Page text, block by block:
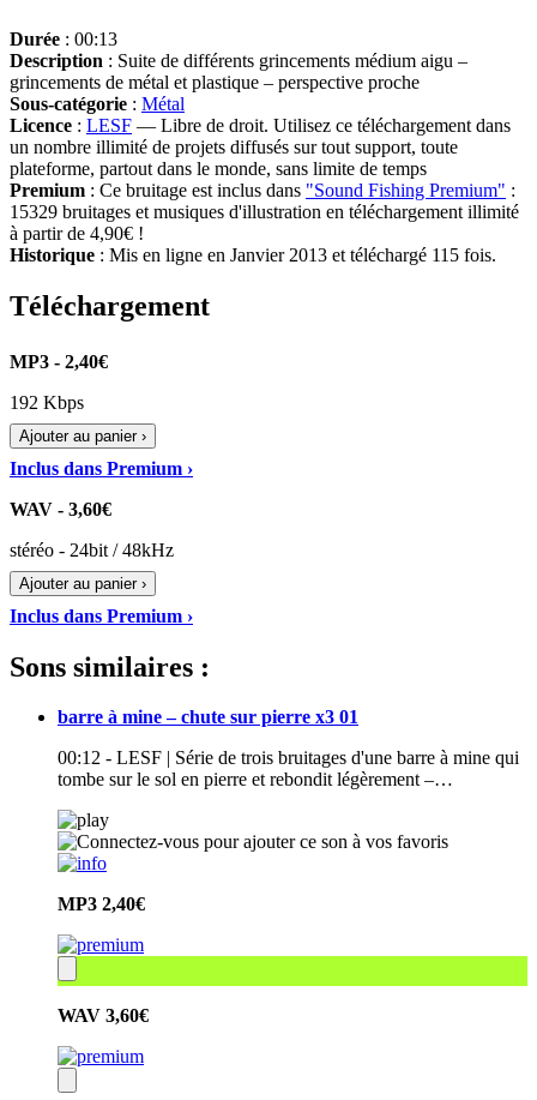
Durée : 00:13
Description : Suite de différents grincements médium aigu –
grincements de métal et plastique – perspective proche
Sous-catégorie : Métal
Licence : LESF — Libre de droit. Utilisez ce téléchargement dans
un nombre illimité de projets diffusés sur tout support, toute
plateforme, partout dans le monde, sans limite de temps
Premium : Ce bruitage est inclus dans "Sound Fishing Premium" :
15329 bruitages et musiques d'illustration en téléchargement illimité
à partir de 4,90€ !
Historique : Mis en ligne en Janvier 2013 et téléchargé 115 fois.
Téléchargement
MP3 - 2,40€
192 Kbps
Ajouter au panier ›
Inclus dans Premium ›
WAV - 3,60€
stéréo - 24bit / 48kHz
Ajouter au panier ›
Inclus dans Premium ›
Sons similaires :
barre à mine – chute sur pierre x3 01
00:12 - LESF | Série de trois bruitages d'une barre à mine qui
tombe sur le sol en pierre et rebondit légèrement –…
MP3 2,40€
WAV 3,60€